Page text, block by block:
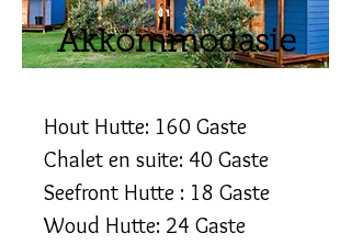
Akkommodasie
Hout Hutte: 160 Gaste
Chalet en suite: 40 Gaste
Seefront Hutte : 18 Gaste
Woud Hutte: 24 Gaste